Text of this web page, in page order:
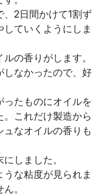
2日間かけて1割ず
ていくようにしま
の香りがします。
しなかったので、好
たものにオイルを
これだけ製造から
なオイルの香りも
しました。
な粘度が見られま
。